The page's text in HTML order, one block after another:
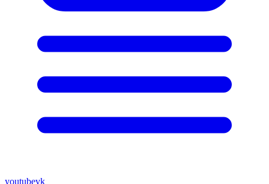
youtubevk